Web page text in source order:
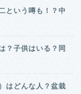
という噂も！？中
？子供はいる？同
はどんな人？盆栽